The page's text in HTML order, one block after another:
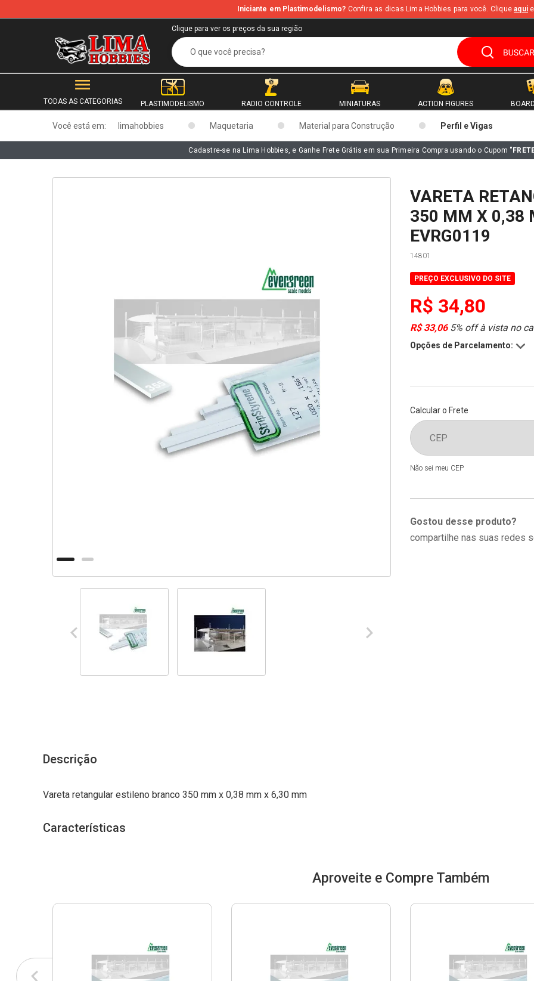
b
Iniciante em Plastimodelismo? Confira as dicas Lima Hobbies para você. Cliqueaqui
Clique para ver os preços da sua região
TODAS AS CATEGORIAS PLASTIMODELISMO RADIO CONTROLE MINIATURAS ACTION FIGURES
Você está em: limahobbies Maquetaria Material para Construção Perfil e Vigas
Cadastre-se na Lima Hobbies, e Ganhe Frete Grátis em sua Primeira Compra usando o Cupom
VARETA
350 MM X 0,38
EVRG0119
14801
PREÇO EXCLUSIVO DO SITE
R$ 34,80
R$ 33,065% off à vista no
Opções de Parcelamento:
Calcular o Frete
Não sei meu CEP
Gostou desse produto?
compartilhe nas suas redes
Descrição
Vareta retangular estileno branco 350 mm x 0,38 mm x 6,30 mm
Características
Aproveite e Compre Também